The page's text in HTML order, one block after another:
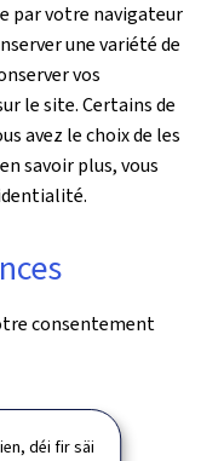
déi fir säi
par votre navigateur
une variété de
vos
le site. Certains de
avez le choix de les
savoir plus, vous
consentement